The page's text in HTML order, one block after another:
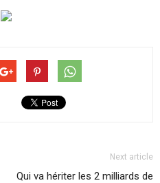
Next article
Qui va hériter les 2 milliards de